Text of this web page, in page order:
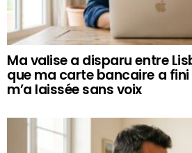
Ma valise a disparu entre
que ma carte bancaire a
m’a laissée sans voix